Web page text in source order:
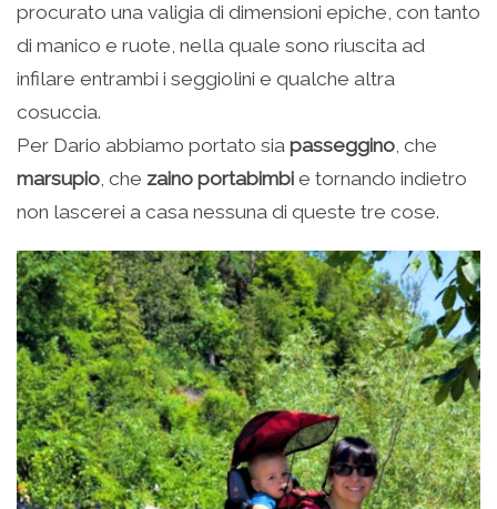
procurato una valigia di dimensioni epiche, con tanto
di manico e ruote, nella quale sono riuscita ad
infilare entrambi i seggiolini e qualche altra
cosuccia.
Per Dario abbiamo portato sia passeggino, che
marsupio, che zaino portabimbi e tornando indietro
non lascerei a casa nessuna di queste tre cose.